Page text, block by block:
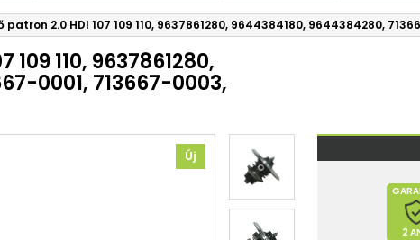
2.0 HDI 107 109 110, 9637861280, 9644384180, 9644384280,
110, 9637861280,
0001, 713667-0003,
Új
2